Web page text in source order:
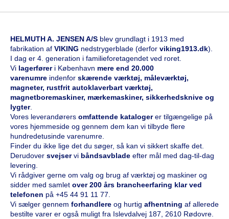
HELMUTH A. JENSEN A/S blev grundlagt i 1913 med
fabrikation af VIKING nedstrygerblade (derfor viking1913.dk).
I dag er 4. generation i familieforetagendet ved roret.
Vi lagerfører i København mere end 20.000
varenumre indenfor skærende værktøj, måleværktøj,
magneter, rustfrit autoklaverbart værktøj,
magnetboremaskiner, mærkemaskiner, sikkerhedsknive og
lygter.
Vores leverandørers omfattende katalogerer tilgængelige på
vores hjemmeside og gennem dem kan vi tilbyde flere
hundredetusinde varenumre.
Finder du ikke lige det du søger, så kan vi sikkert skaffe det.
Derudover svejservi båndsavblade efter mål med dag-til-dag
levering.
Vi rådgiver gerne om valg og brug af værktøj og maskiner og
sidder med samlet over 200 års brancheerfaring klar ved
telefonen på +45 44 91 11 77.
Vi sælger gennem forhandlere og hurtig afhentning af allerede
bestilte varer er også muligt fra Islevdalvej 187, 2610 Rødovre.